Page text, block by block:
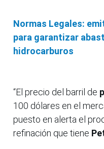
Normas Legales:
para garantizar
hidrocarburos
“El precio del barril de
100 dólares en el
puesto en alerta el
refinación que tiene